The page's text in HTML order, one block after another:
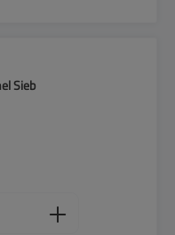
Sieb
Gib den